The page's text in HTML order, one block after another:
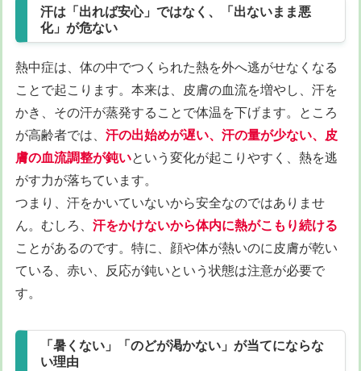
汗は「出れば安心」ではなく、「出ないまま悪
化」が危ない
熱中症は、体の中でつくられた熱を外へ逃がせなくなる
ことで起こります。本来は、皮膚の血流を増やし、汗を
かき、その汗が蒸発することで体温を下げます。ところ
が高齢者では、 汗の出始めが遅い、汗の量が少ない、皮
膚の血流調整が鈍いという変化が起こりやすく、熱を逃
がす力が落ちています。
つまり、汗をかいていないから安全なのではありませ
ん。むしろ、 汗をかけないから体内に熱がこもり続ける
ことがあるのです。特に、顔や体が熱いのに皮膚が乾い
ている、赤い、反応が鈍いという状態は注意が必要で
す。
「暑くない」「のどが渇かない」が当てにならな
い理由